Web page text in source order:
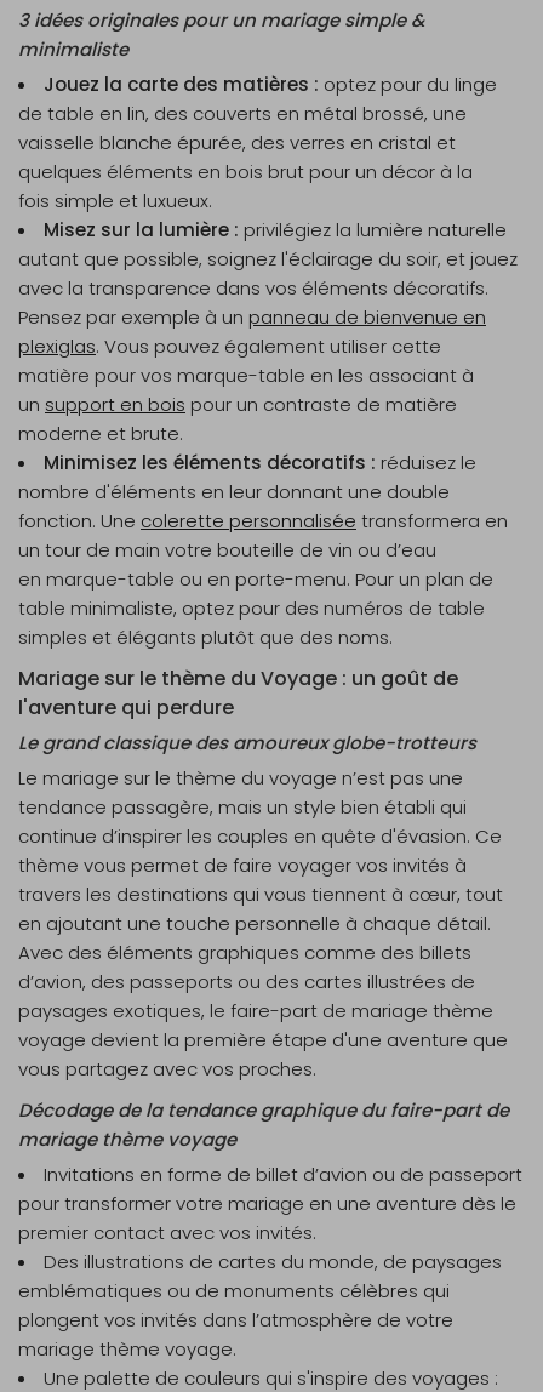
3 idées originales pour un mariage simple &
minimaliste
Jouez la carte des matières : optez pour du linge
de table en lin, des couverts en métal brossé, une
vaisselle blanche épurée, des verres en cristal et
quelques éléments en bois brut pour un décor à la
fois simple et luxueux.
Misez sur la lumière : privilégiez la lumière naturelle
autant que possible, soignez l'éclairage du soir, et jouez
avec la transparence dans vos éléments décoratifs.
Pensez par exemple à un panneau de bienvenue en
plexiglas. Vous pouvez également utiliser cette
matière pour vos marque-table en les associant à
un support en bois pour un contraste de matière
moderne et brute.
Minimisez les éléments décoratifs : réduisez le
nombre d'éléments en leur donnant une double
fonction. Une colerette personnalisée transformera en
un tour de main votre bouteille de vin ou d’eau
en marque-table ou en porte-menu. Pour un plan de
table minimaliste, optez pour des numéros de table
simples et élégants plutôt que des noms.
Mariage sur le thème du Voyage : un goût de
l'aventure qui perdure
Le grand classique des amoureux globe-trotteurs
Le mariage sur le thème du voyage n’est pas une
tendance passagère, mais un style bien établi qui
continue d’inspirer les couples en quête d'évasion. Ce
thème vous permet de faire voyager vos invités à
travers les destinations qui vous tiennent à cœur, tout
en ajoutant une touche personnelle à chaque détail.
Avec des éléments graphiques comme des billets
d’avion, des passeports ou des cartes illustrées de
paysages exotiques, le faire-part de mariage thème
voyage devient la première étape d'une aventure que
vous partagez avec vos proches.
Décodage de la tendance graphique du faire-part de
mariage thème voyage
Invitations en forme de billet d’avion ou de passeport
pour transformer votre mariage en une aventure dès le
premier contact avec vos invités.
Des illustrations de cartes du monde, de paysages
emblématiques ou de monuments célèbres qui
plongent vos invités dans l’atmosphère de votre
mariage thème voyage.
Une palette de couleurs qui s'inspire des voyages :